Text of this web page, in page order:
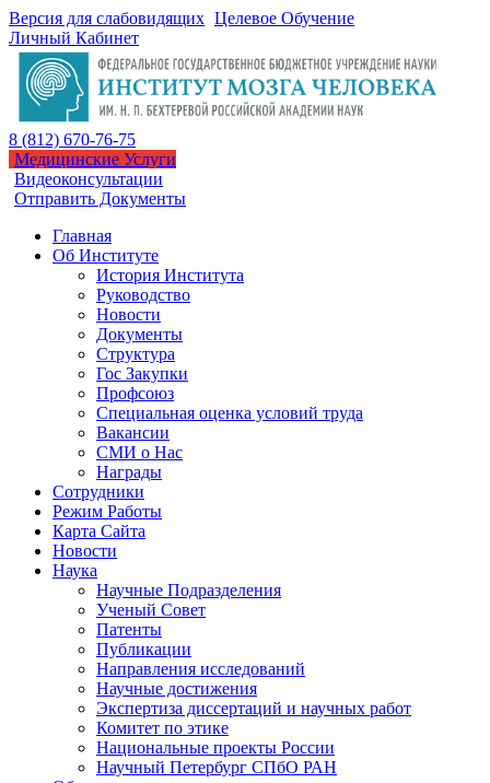
Версия для слабовидящих Целевое Обучение
Личный Кабинет
8 (812) 670-76-75
Медицинские Услуги
Видеоконсультации
Отправить Документы
Главная
Об Институте
История Института
Руководство
Новости
Документы
Структура
Гос Закупки
Профсоюз
Специальная оценка условий труда
Вакансии
СМИ о Нас
Награды
Сотрудники
Режим Работы
Карта Сайта
Новости
Наука
Научные Подразделения
Ученый Совет
Патенты
Публикации
Направления исследований
Научные достижения
Экспертиза диссертаций и научных работ
Комитет по этике
Национальные проекты России
Научный Петербург СПбО РАН